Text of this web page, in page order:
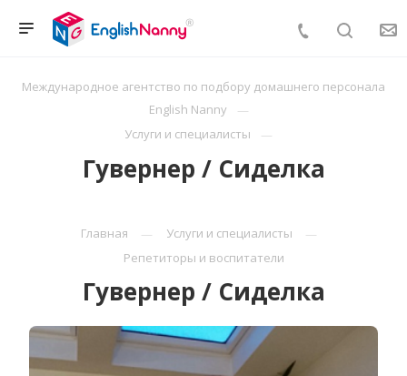
Международное агентство по подбору домашнего персонала
English Nanny
Услуги и специалисты
Гувернер / Сиделка
Главная
Услуги и специалисты
Репетиторы и воспитатели
Гувернер / Сиделка